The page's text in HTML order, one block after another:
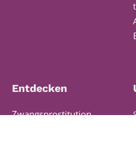
Entdecken
Zwangsprostitution